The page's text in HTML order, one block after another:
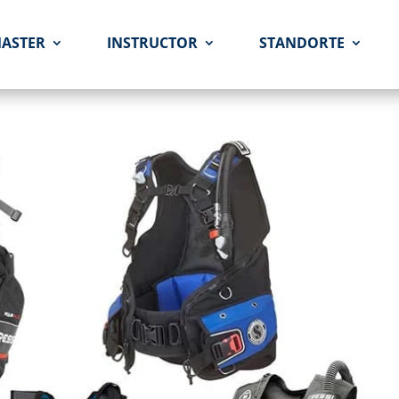
INSTRUCTOR STANDORTE